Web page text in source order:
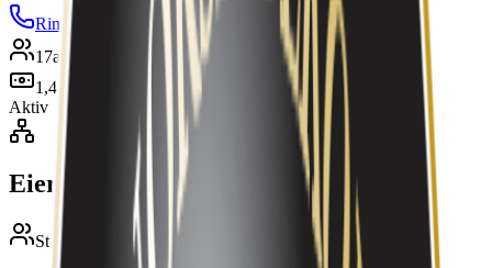
Ring
Nettside Kart Lagre
17ansatte
1,4 mill. kr
Aktiv
Eierskap & struktur
Største eiere